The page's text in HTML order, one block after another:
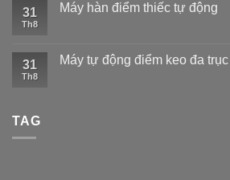
31
Th8
Máy hàn điểm thiếc tự động
31
Th8
Máy tự động điểm keo đa trục
TAG